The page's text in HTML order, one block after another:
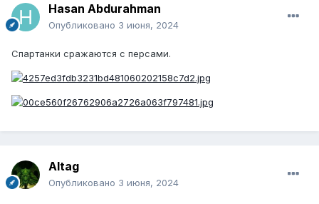
Hasan Abdurahman
Опубликовано 3 июня, 2024
Спартанки сражаются с персами.
Altag
Опубликовано 3 июня, 2024